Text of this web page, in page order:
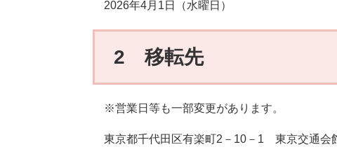
2026年4月1日（水曜日）
2 移転先
※営業日等も一部変更があります。
東京都千代田区有楽町2－10－1 東京交通会